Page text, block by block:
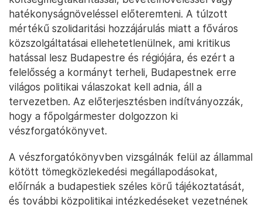
hatékonyságnöveléssel előteremteni. A túlzott
mértékű szolidaritási hozzájárulás miatt a főváros
közszolgáltatásai ellehetetlenülnek, ami kritikus
hatással lesz Budapestre és régiójára, és ezért a
felelősség a kormányt terheli, Budapestnek erre
világos politikai válaszokat kell adnia, áll a
tervezetben. Az előterjesztésben indítványozzák,
hogy a főpolgármester dolgozzon ki
vészforgatókönyvet.
A vészforgatókönyvben vizsgálnák felül az állammal
kötött tömegközlekedési megállapodásokat,
előírnák a budapestiek széles körű tájékoztatását,
és további közpolitikai intézkedéseket vezetnének